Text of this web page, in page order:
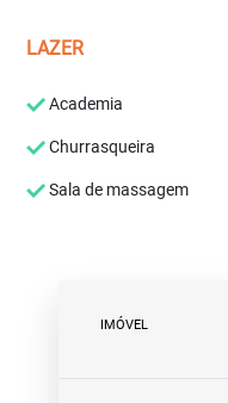
LAZER
Academia
Churrasqueira
Sala de massagem
IMÓVEL